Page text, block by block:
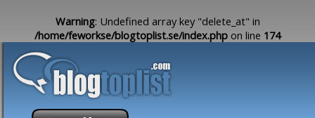
Warning: Undefined array key "delete_at" in
/home/feworkse/blogtoplist.se/index.php on line 174